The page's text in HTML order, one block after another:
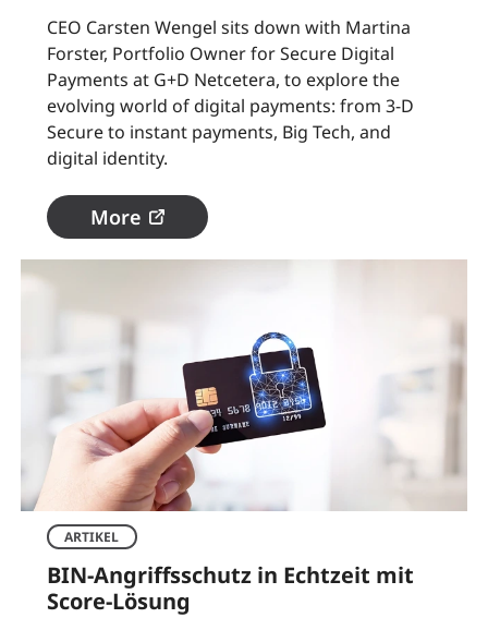
CEO Carsten Wengel sits down with Martina
Forster, Portfolio Owner for Secure Digital
Payments at G+D Netcetera, to explore the
evolving world of digital payments: from 3-D
Secure to instant payments, Big Tech, and
digital identity.
More
ARTIKEL
BIN-Angriffsschutz in Echtzeit mit
Score-Lösung